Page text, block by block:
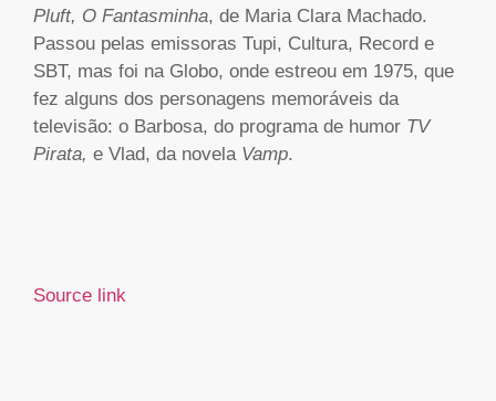
Pluft, O Fantasminha, de Maria Clara Machado.
Passou pelas emissoras Tupi, Cultura, Record e
SBT, mas foi na Globo, onde estreou em 1975, que
fez alguns dos personagens memoráveis da
televisão: o Barbosa, do programa de humor TV
Pirata, e Vlad, da novela Vamp.
Source link